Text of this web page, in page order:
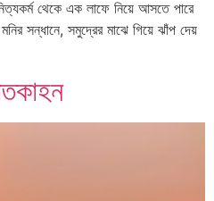
থেকে এক লাফে নিয়ে আসতে পারে
সন্ধানে, সমুদ্রের মাঝে গিয়ে ঝাঁপ দেয়